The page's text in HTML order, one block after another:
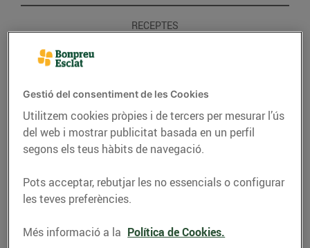
RECEPTES
RECEPTES
Gestió del consentiment de les Cookies
Utilitzem cookies pròpies i de tercers per mesurar l’ús
del web i mostrar publicitat basada en un perfil
segons els teus hàbits de navegació.
Pots acceptar, rebutjar les no essencials o configurar
les teves preferències.
Més informació a la Política de Cookies.